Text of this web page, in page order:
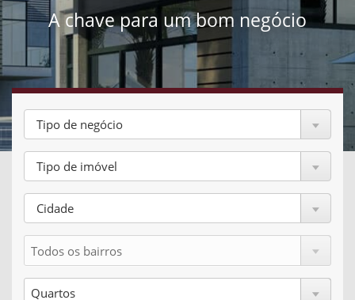
A chave para um bom negócio
Tipo de negócio
Tipo de imóvel
Cidade